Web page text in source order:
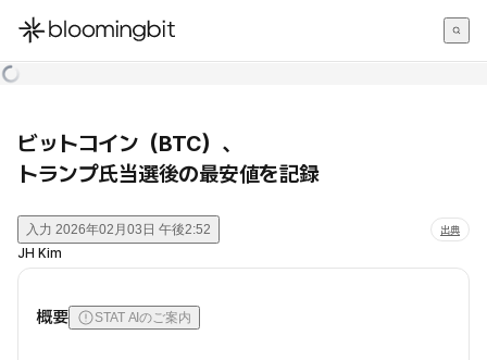
한국어
ビットコイン（BTC）、
トランプ氏当選後の最安値を記録
入力 2026年02月03日 午後2:52 出典
JH Kim
概要 STAT AIのご案内